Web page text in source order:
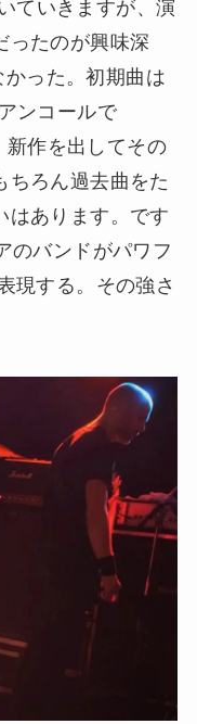
ていきますが、演
ったのが興味深
った。初期曲は
ンコールで
新作を出してその
ちろん過去曲をた
はあります。です
のバンドがパワフ
現する。その強さ